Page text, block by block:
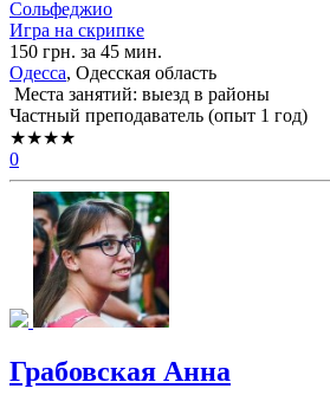
Сольфеджио
Игра на скрипке
150 грн. за 45 мин.
Одесса, Одесская область
Места занятий: выезд в районы
Частный преподаватель (опыт 1 год)
★★★★
0
Грабовская Анна